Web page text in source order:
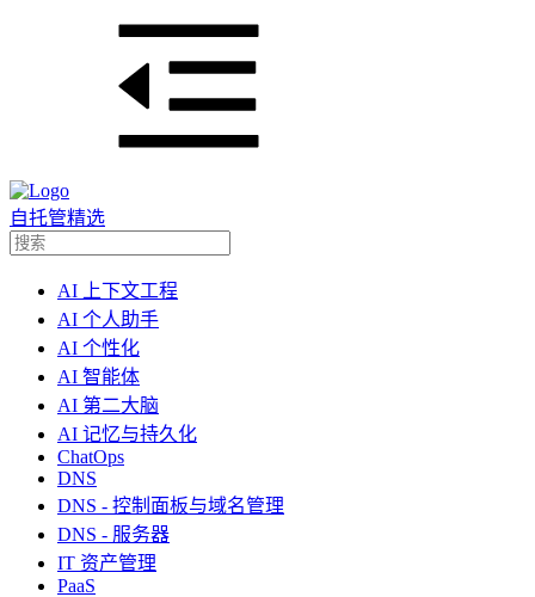
自托管精选
AI 上下文工程
AI 个人助手
AI 个性化
AI 智能体
AI 第二大脑
AI 记忆与持久化
ChatOps
DNS
DNS - 控制面板与域名管理
DNS - 服务器
IT 资产管理
PaaS